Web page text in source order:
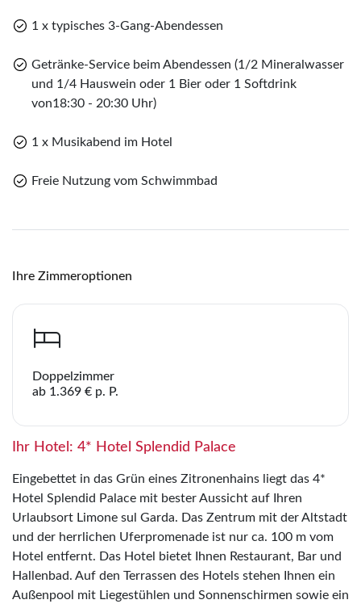
Sie haben noch keine Reisen auf der Merkliste
gespeichert
WhatsApp
Telegram
Kulissen der Herstellung des flüssigen Goldes vom
1 x typisches 3-Gang-Abendessen
Getränke-Service beim Abendessen (1/2 Mineralwasser
und 1/4 Hauswein oder 1 Bier oder 1 Softdrink
von18:30 - 20:30 Uhr)
1 x Musikabend im Hotel
Freie Nutzung vom Schwimmbad
Ihre Zimmeroptionen
Doppelzimmer
ab 1.369 € p. P.
Ihr Hotel: 4* Hotel Splendid Palace
Eingebettet in das Grün eines Zitronenhains liegt das 4*
Hotel Splendid Palace mit bester Aussicht auf Ihren
Urlaubsort Limone sul Garda. Das Zentrum mit der Altstadt
und der herrlichen Uferpromenade ist nur ca. 100 m vom
Hotel entfernt. Das Hotel bietet Ihnen Restaurant, Bar und
Hallenbad. Auf den Terrassen des Hotels stehen Ihnen ein
Außenpool mit Liegestühlen und Sonnenschirmen sowie ein